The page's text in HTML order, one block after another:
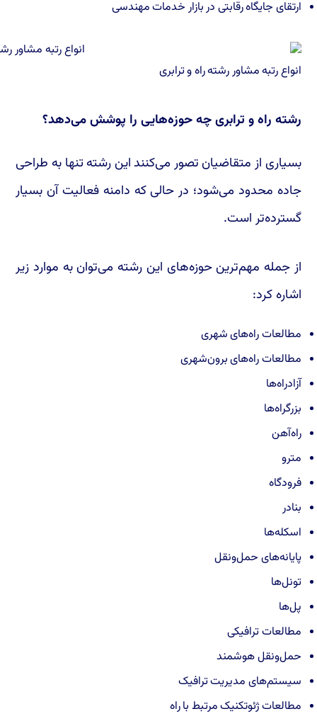
ارتقای جایگاه رقابتی در بازار خدمات مهندسی
انواع رتبه مشاور رشته راه و ترابری
رشته راه و ترابری چه حوزه‌هایی را پوشش می‌دهد؟
بسیاری از متقاضیان تصور می‌کنند این رشته تنها به طراحی
جاده محدود می‌شود؛ در حالی که دامنه فعالیت آن بسیار
گسترده‌تر است.
از جمله مهم‌ترین حوزه‌های این رشته می‌توان به موارد زیر
اشاره کرد:
مطالعات راه‌های شهری
مطالعات راه‌های برون‌شهری
آزادراه‌ها
بزرگراه‌ها
راه‌آهن
مترو
فرودگاه
بنادر
اسکله‌ها
پایانه‌های حمل‌ونقل
تونل‌ها
پل‌ها
مطالعات ترافیکی
حمل‌ونقل هوشمند
سیستم‌های مدیریت ترافیک
مطالعات ژئوتکنیک مرتبط با راه